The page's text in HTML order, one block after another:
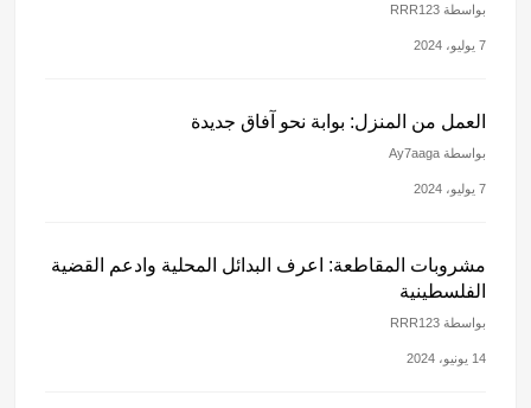
بواسطة RRR123
7 يوليو، 2024
العمل من المنزل: بوابة نحو آفاق جديدة
بواسطة Ay7aaga
7 يوليو، 2024
مشروبات المقاطعة: اعرف البدائل المحلية وادعم القضية
الفلسطينية
بواسطة RRR123
14 يونيو، 2024